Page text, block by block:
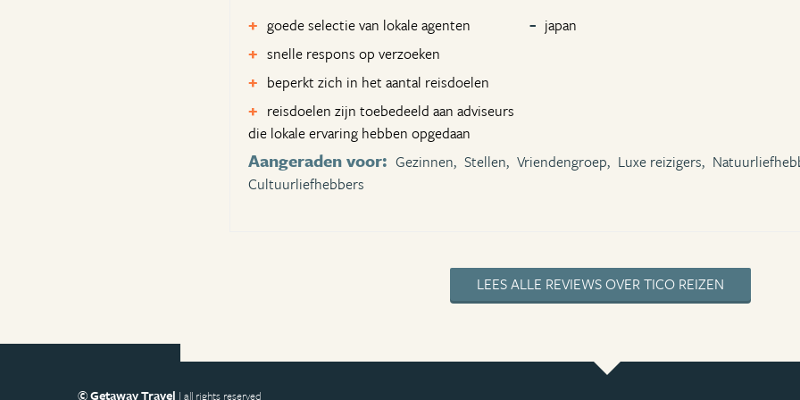
goede selectie van lokale agenten
snelle respons op verzoeken
beperkt zich in het aantal reisdoelen
reisdoelen zijn toebedeeld aan adviseurs
die lokale ervaring hebben opgedaan
japan
Aangeraden voor: Gezinnen, Stellen, Vriendengroep, Luxe reizigers,
Cultuurliefhebbers
LEES ALLE REVIEWS OVER TICO REIZEN
© Getaway Travel | all rights reserved